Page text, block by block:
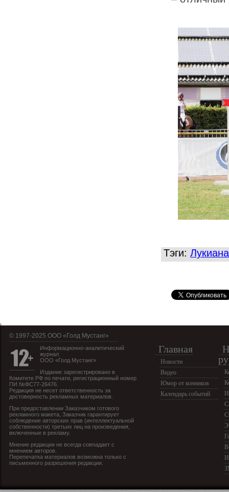
Тэги:
© 1997-2025 OOO «Голд Мустанг»
Информационно-аналитический
журнал
ООО «Голд Мустанг»
Издание зарегистрировано в
Комитете РФ по печати, регистрационный номер
ПИ №ФС77-26476.
Редакция не несет ответственность за
достоверность рекламных материалов.
При предоставлении Заказчиком готового
рекламного макета, Заказчик гарантирует
соблюдение авторских прав (интеллектуальной
собственности) третьих лиц на произведения,
включенные в рекламу.
Мнение редакции не всегда совпадает с
мнением авторов.
Перепечатка материалов возможна только с
письменного разрешения редакции.
Главная
Новости
Видео
Юмор от конников
Календарь событий